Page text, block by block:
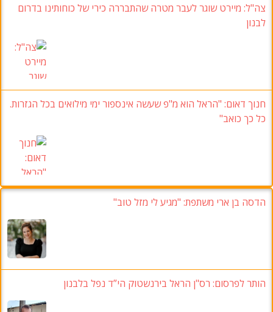
צה"ל: מיירט שוגר לעבר מטרה שהתבררה כירי של כוחותינו בדרום
לבנון
חנוך דאום: "הראל הוא מ"פ שעשה אינספור ימי מילואים בכל הגזרות.
כל כך כואב"
הדסה בן ארי משתפת: "מגיע לי מזל טוב"
הותר לפרסום: רס"ן הראל בירנשטוק הי”ד נפל בלבנון